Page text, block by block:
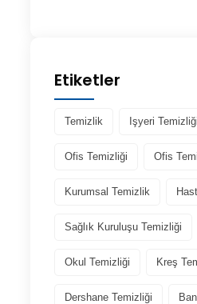
Etiketler
Temizlik Işyeri Temizliği
Ofis Temizliği Ofis
Kurumsal Temizlik
Sağlık Kuruluşu Temizliği
Okul Temizliği Kreş
Dershane Temizliği